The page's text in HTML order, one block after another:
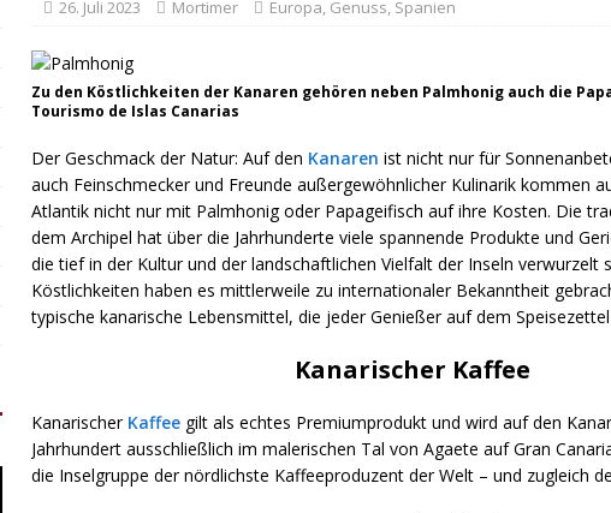
26. Juli 2023 Mortimer Europa, Genuss, Spanien
Zu den Köstlichkeiten der Kanaren gehören neben Palmhonig auch die
Tourismo de Islas Canarias
Der Geschmack der Natur: Auf den Kanaren ist nicht nur für
auch Feinschmecker und Freunde außergewöhnlicher Kulinarik kommen
Atlantik nicht nur mit Palmhonig oder Papageifisch auf ihre Kosten. Die
dem Archipel hat über die Jahrhunderte viele spannende Produkte und
die tief in der Kultur und der landschaftlichen Vielfalt der Inseln verwurzelt
Köstlichkeiten haben es mittlerweile zu internationaler Bekanntheit
typische kanarische Lebensmittel, die jeder Genießer auf dem
Kanarischer Kaffee
Kanarischer Kaffeegilt als echtes Premiumprodukt und wird auf den
Jahrhundert ausschließlich im malerischen Tal von Agaete auf Gran
die Inselgruppe der nördlichste Kaffeeproduzent der Welt – und zugleich